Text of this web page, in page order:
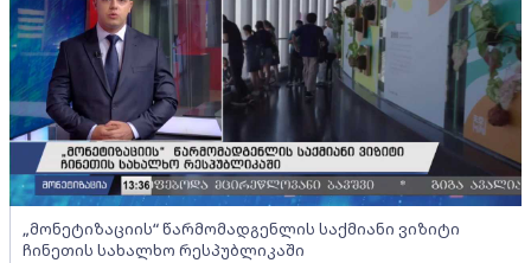
„მონეტიზაციის“ წარმომადგენლის საქმიანი ვიზიტი
ჩინეთის სახალხო რესპუბლიკაში